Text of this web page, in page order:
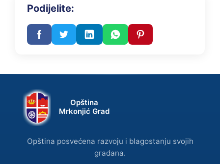
Podijelite:
Opština
Mrkonjić Grad
Opština posvećena razvoju i blagostanju svojih
građana.